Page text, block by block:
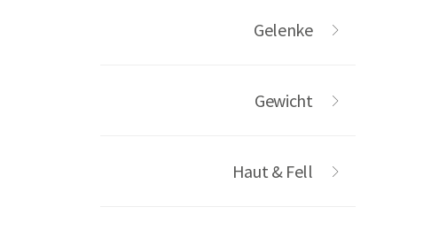
Gelenke
Gewicht
Haut & Fell